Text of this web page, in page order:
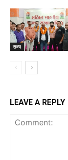
राज्य
LEAVE A REPLY